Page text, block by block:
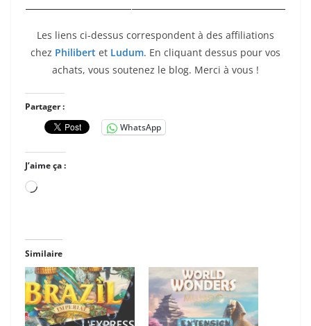
Les liens ci-dessus correspondent à des affiliations
chez Philibert et Ludum. En cliquant dessus pour vos
achats, vous soutenez le blog. Merci à vous !
Partager :
WhatsApp
J’aime ça :
Chargement…
Similaire